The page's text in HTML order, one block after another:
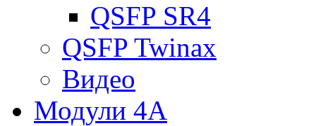
QSFP SR4
QSFP Twinax
Видео
Модули 4A